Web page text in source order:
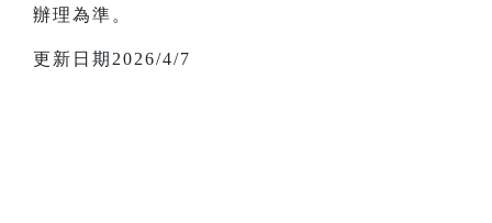
辦理為準。
更新日期2026/4/7